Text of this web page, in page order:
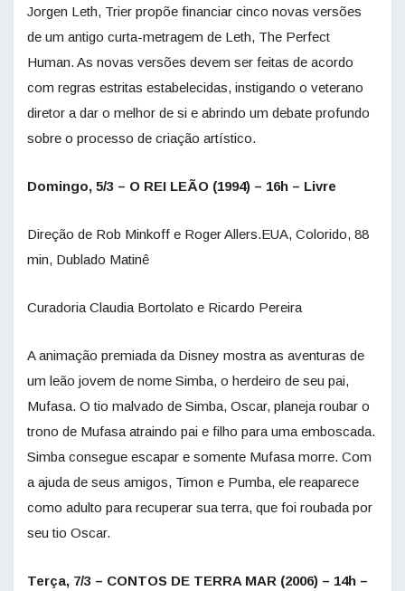
Jorgen Leth, Trier propõe financiar cinco novas versões
de um antigo curta-metragem de Leth, The Perfect
Human. As novas versões devem ser feitas de acordo
com regras estritas estabelecidas, instigando o veterano
diretor a dar o melhor de si e abrindo um debate profundo
sobre o processo de criação artístico.
Domingo, 5/3 – O REI LEÃO (1994) – 16h – Livre
Direção de Rob Minkoff e Roger Allers.EUA, Colorido, 88
min, Dublado Matinê
Curadoria Claudia Bortolato e Ricardo Pereira
A animação premiada da Disney mostra as aventuras de
um leão jovem de nome Simba, o herdeiro de seu pai,
Mufasa. O tio malvado de Simba, Oscar, planeja roubar o
trono de Mufasa atraindo pai e filho para uma emboscada.
Simba consegue escapar e somente Mufasa morre. Com
a ajuda de seus amigos, Timon e Pumba, ele reaparece
como adulto para recuperar sua terra, que foi roubada por
seu tio Oscar.
Terça, 7/3 – CONTOS DE TERRA MAR (2006) – 14h –